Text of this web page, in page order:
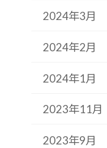
2024年3月
2024年2月
2024年1月
2023年11月
2023年9月